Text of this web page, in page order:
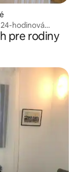
hodinová
pre rodiny